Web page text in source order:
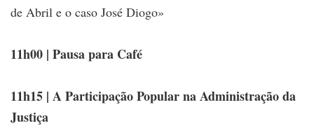
de Abril e o caso José Diogo»
11h00 | Pausa para Café
11h15 | A Participação Popular na Administração da
Justiça